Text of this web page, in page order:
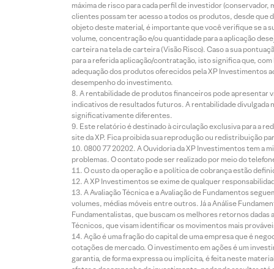
máxima de risco para cada perfil de investidor
clientes possam ter acesso a todos os produtos, desde que
objeto deste material, é importante que você verifique se a
volume, concentração e/ou quantidade para a aplicação
carteira na tela de carteira (Visão Risco). Caso a sua
para a referida aplicação/contratação, isto significa que,
adequação dos produtos oferecidos pela XP Investimentos
desempenho do investimento.
A rentabilidade de produtos financeiros pode apresentar
indicativos de resultados futuros. A rentabilidade divulgada
significativamente diferentes.
Este relatório é destinado à circulação exclusiva para a
site da XP. Fica proibida sua reprodução ou redistribuição
0800 77 20202. A Ouvidoria da XP Investimentos tem a
problemas. O contato pode ser realizado por meio do
O custo da operação e a política de cobrança estão
A XP Investimentos se exime de qualquer
A Avaliação Técnica e a Avaliação de Fundamentos
volumes, médias móveis entre outros. Já a Análise
Fundamentalistas, que buscam os melhores retornos
Técnicos, que visam identificar os movimentos mais
Ação é uma fração do capital de uma empresa que é
cotações de mercado. O investimento em ações é um
garantia, de forma expressa ou implícita, é feita neste